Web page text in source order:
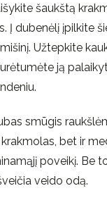
šaukštą
Į dubenėlį įpilkite
Užtepkite
ją
smūgis
bet ir
poveikį. Be
veido odą.